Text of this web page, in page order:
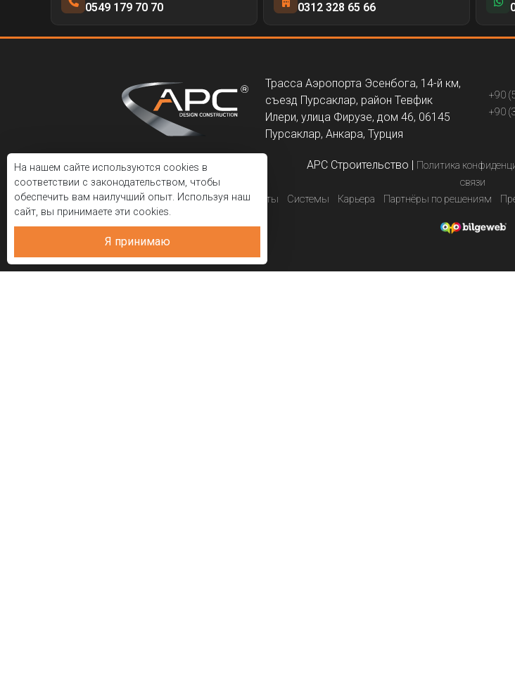
На нашем сайте используются cookies в
соответствии с законодательством, чтобы
обеспечить вам наилучший опыт. Используя наш
сайт, вы принимаете эти cookies.
Я принимаю
0549 179 70 70 0312 328 65 66
Трасса Аэропорта Эсенбога, 14-й км,
съезд Пурсаклар, район Тевфик
Илери, улица Фирузе, дом 46, 06145
Пурсаклар, Анкара, Турция
+90
+90
APC Строительство Политика
связи
Корпоративный
Проекты Системы Карьера Партнёры по решениям